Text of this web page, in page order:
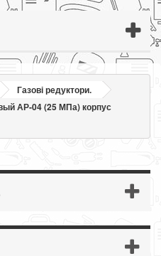
Газові редуктори.
АР-04 (25 МПа) корпус